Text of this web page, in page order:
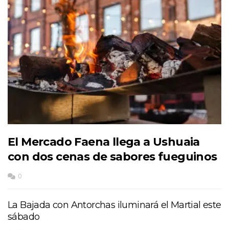
El Mercado Faena llega a Ushuaia
con dos cenas de sabores fueguinos
0
La Bajada con Antorchas iluminará el Martial este
sábado